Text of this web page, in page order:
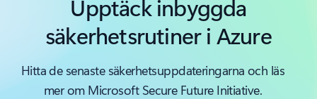
Upptäck inbyggda
säkerhetsrutiner i Azure
Hitta de senaste säkerhetsuppdateringarna och läs
mer om Microsoft Secure Future Initiative.